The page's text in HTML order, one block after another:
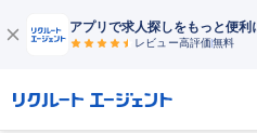
アプリで求人探しをもっと便利
レビュー高評価無料